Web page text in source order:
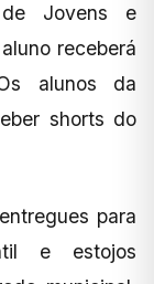
de Jovens e
receberá
alunos da
shorts do
para
e estojos